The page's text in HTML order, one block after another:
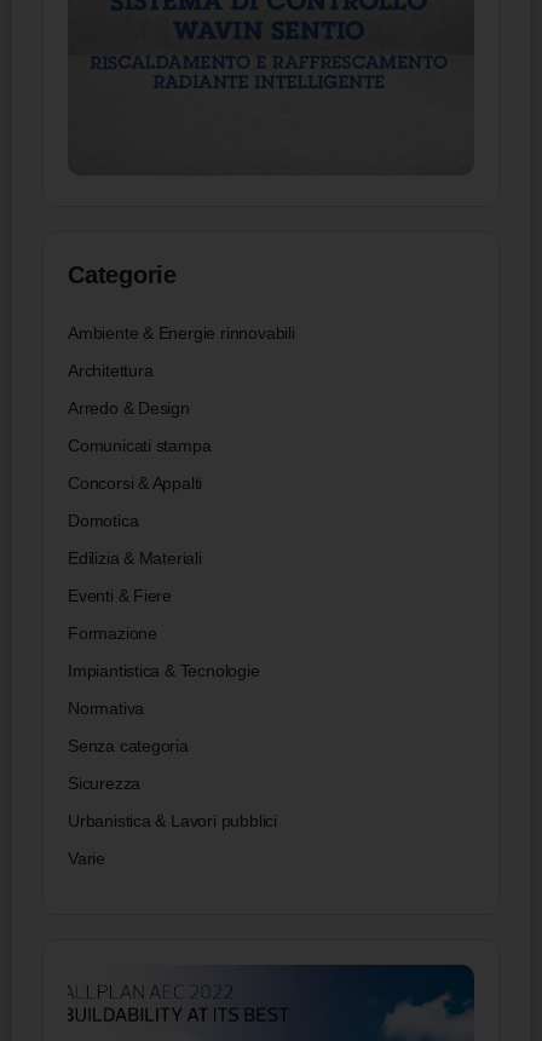
Categorie
Ambiente & Energie rinnovabili
Architettura
Arredo & Design
Comunicati stampa
Concorsi & Appalti
Domotica
Edilizia & Materiali
Eventi & Fiere
Formazione
Impiantistica & Tecnologie
Normativa
Senza categoria
Sicurezza
Urbanistica & Lavori pubblici
Varie